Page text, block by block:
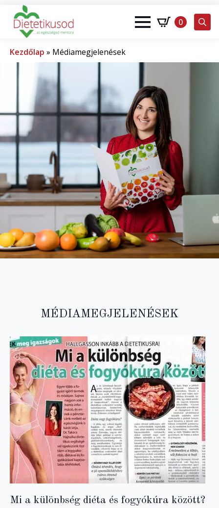
0
Kezdőlap » Médiamegjelenések
MÉDIAMEGJELENÉSEK
Mi a különbség diéta és fogyókúra között?